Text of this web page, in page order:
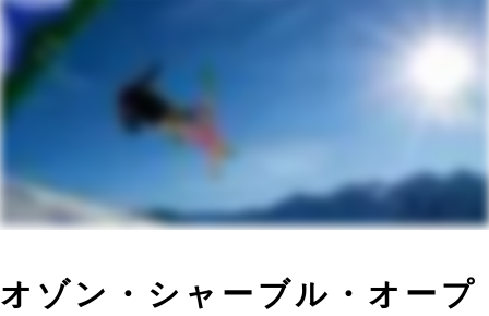
オゾン・シャーブル・オープ